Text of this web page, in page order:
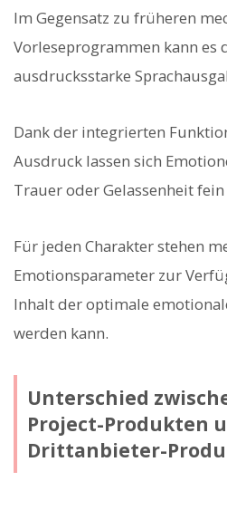
Im Gegensatz zu früheren
Vorleseprogrammen kann es
ausdrucksstarke
Dank der integrierten
Ausdruck lassen sich
Trauer oder Gelassenheit
Für jeden Charakter stehen
Emotionsparameter zur
Inhalt der optimale
werden kann.
Unterschied
Project-Produkten
Drittanbieter-